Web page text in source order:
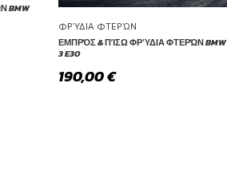
BMW
ΦΡΎΔΙΑ ΦΤΕΡΏΝ
ΕΜΠΡΌΣ & ΠΊΣΩ ΦΡΎΔΙΑ ΦΤΕΡΏΝ BMW
3 E30
190,00€